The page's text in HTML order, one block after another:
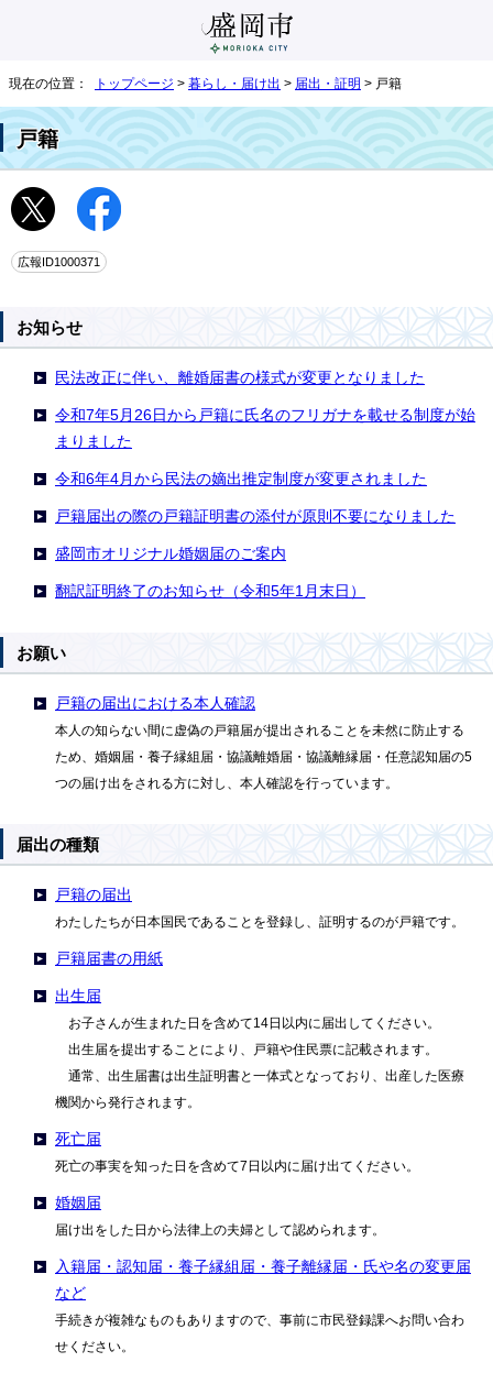
現在の位置： トップページ > 暮らし・届け出 > 届出・証明 > 戸籍
戸籍
広報ID1000371
お知らせ
民法改正に伴い、離婚届書の様式が変更となりました
令和7年5月26日から戸籍に氏名のフリガナを載せる制度が始
まりました
令和6年4月から民法の嫡出推定制度が変更されました
戸籍届出の際の戸籍証明書の添付が原則不要になりました
盛岡市オリジナル婚姻届のご案内
翻訳証明終了のお知らせ（令和5年1月末日）
お願い
戸籍の届出における本人確認
本人の知らない間に虚偽の戸籍届が提出されることを未然に防止する
ため、婚姻届・養子縁組届・協議離婚届・協議離縁届・任意認知届の5
つの届け出をされる方に対し、本人確認を行っています。
届出の種類
戸籍の届出
わたしたちが日本国民であることを登録し、証明するのが戸籍です。
戸籍届書の用紙
出生届
お子さんが生まれた日を含めて14日以内に届出してください。
出生届を提出することにより、戸籍や住民票に記載されます。
通常、出生届書は出生証明書と一体式となっており、出産した医療
機関から発行されます。
死亡届
死亡の事実を知った日を含めて7日以内に届け出てください。
婚姻届
届け出をした日から法律上の夫婦として認められます。
入籍届・認知届・養子縁組届・養子離縁届・氏や名の変更届
など
手続きが複雑なものもありますので、事前に市民登録課へお問い合わ
せください。